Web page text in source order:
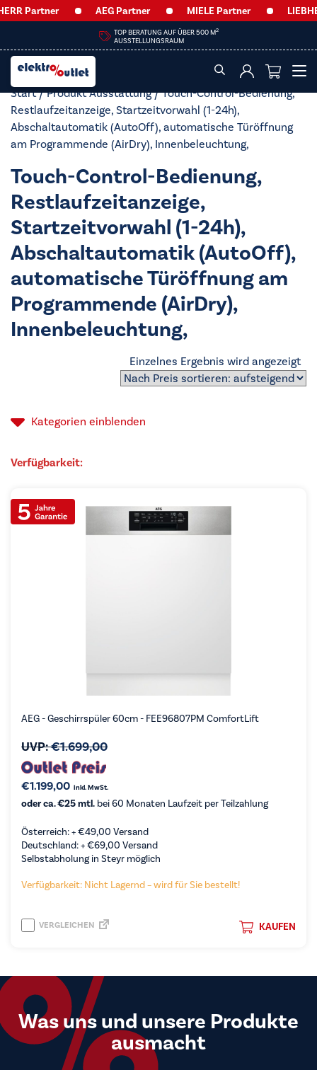
Partner AEG Partner MIELE Partner
TOP BERATUNG AUF ÜBER 500 M2
AUSSTELLUNGSRAUM
Start/ Produkt Ausstattung / Touch-Control-Bedienung,
Restlaufzeitanzeige, Startzeitvorwahl (1-24h),
Abschaltautomatik (AutoOff), automatische Türöffnung
am Programmende (AirDry), Innenbeleuchtung,
Touch-Control-Bedienung,
Restlaufzeitanzeige,
Startzeitvorwahl (1-24h),
Abschaltautomatik (AutoOff),
automatische Türöffnung am
Programmende (AirDry),
Innenbeleuchtung,
Einzelnes Ergebnis wird angezeigt
Kategorien einblenden
Verfügbarkeit:
AEG - Geschirrspüler 60cm - FEE96807PM ComfortLift
UVP:€1.699,00
€1.199,00 inkl. MwSt.
oder ca. €25 mtl. bei 60 Monaten Laufzeit per Teilzahlung
Österreich: +€49,00 Versand
Deutschland: +€69,00 Versand
Selbstabholung in Steyr möglich
Verfügbarkeit: Nicht Lagernd – wird für Sie bestellt!
KAUFEN
VERGLEICHEN
Was uns und unsere Produkte
ausmacht